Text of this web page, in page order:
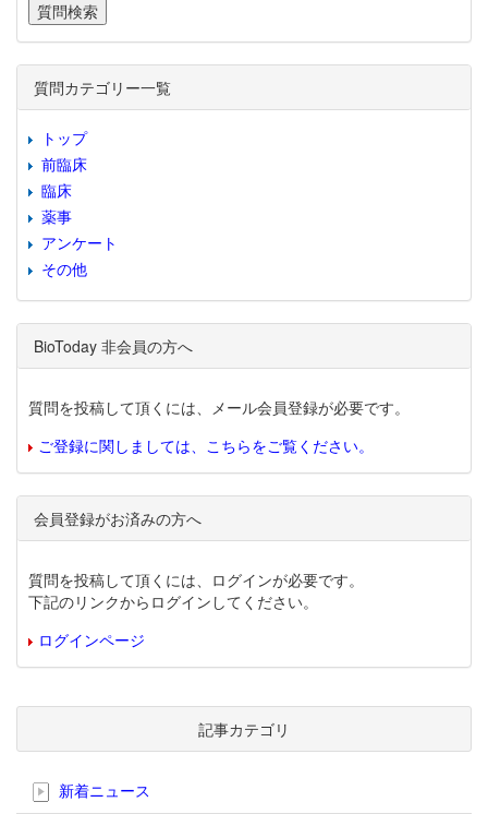
質問カテゴリー一覧
トップ
前臨床
臨床
薬事
アンケート
その他
BioToday 非会員の方へ
質問を投稿して頂くには、メール会員登録が必要です。
ご登録に関しましては、こちらをご覧ください。
会員登録がお済みの方へ
質問を投稿して頂くには、ログインが必要です。
下記のリンクからログインしてください。
ログインページ
記事カテゴリ
新着ニュース